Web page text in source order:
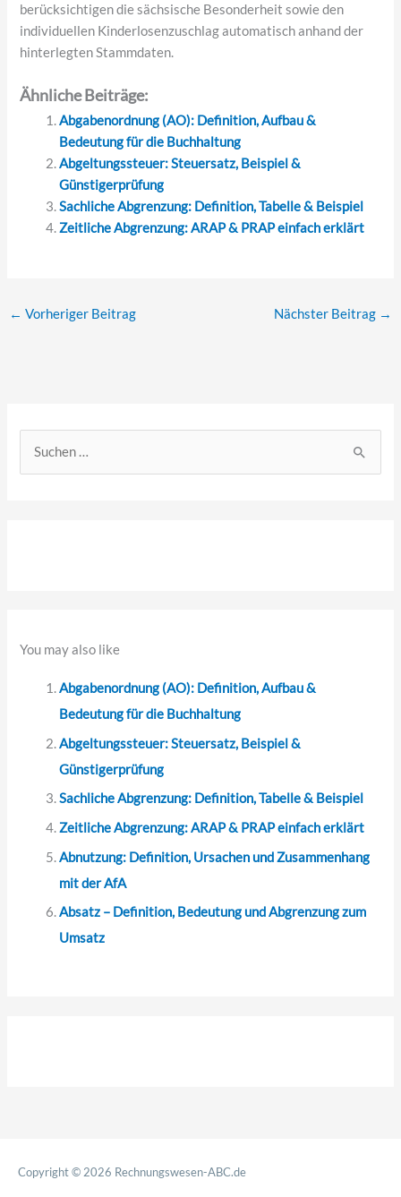
berücksichtigen die sächsische Besonderheit sowie den
individuellen Kinderlosenzuschlag automatisch anhand der
hinterlegten Stammdaten.
Ähnliche Beiträge:
Abgabenordnung (AO): Definition, Aufbau &
Bedeutung für die Buchhaltung
Abgeltungssteuer: Steuersatz, Beispiel &
Günstigerprüfung
Sachliche Abgrenzung: Definition, Tabelle & Beispiel
Zeitliche Abgrenzung: ARAP & PRAP einfach erklärt
← Vorheriger Beitrag Nächster Beitrag →
You may also like
Abgabenordnung (AO): Definition, Aufbau &
Bedeutung für die Buchhaltung
Abgeltungssteuer: Steuersatz, Beispiel &
Günstigerprüfung
Sachliche Abgrenzung: Definition, Tabelle & Beispiel
Zeitliche Abgrenzung: ARAP & PRAP einfach erklärt
Abnutzung: Definition, Ursachen und Zusammenhang
mit der AfA
Absatz – Definition, Bedeutung und Abgrenzung zum
Umsatz
Copyright © 2026 Rechnungswesen-ABC.de